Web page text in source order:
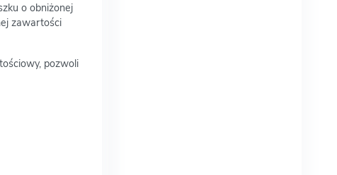
o obniżonej
zawartości
pozwoli